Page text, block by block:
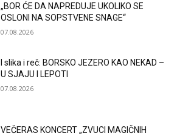
„BOR ĆE DA NAPREDUJE UKOLIKO SE
OSLONI NA SOPSTVENE SNAGE“
07.08.2026
I slika i reč: BORSKO JEZERO KAO NEKAD –
U SJAJU I LEPOTI
07.08.2026
VEČERAS KONCERT „ZVUCI MAGIČNIH